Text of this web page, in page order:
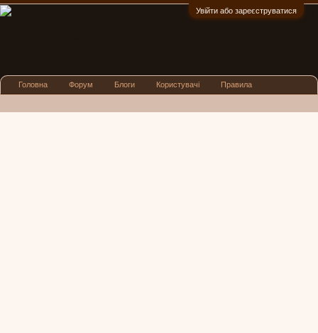
Увійти або зареєструватися
Головна Форум Блоги Користувачі Правила